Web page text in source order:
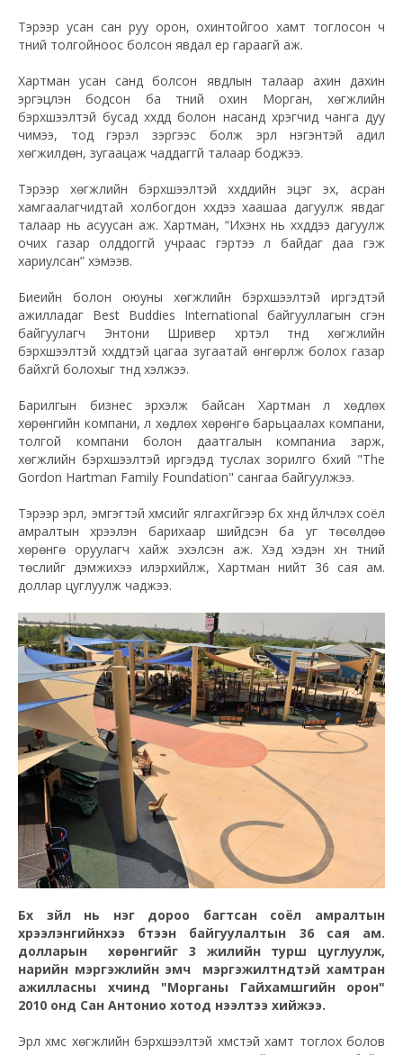
Тэрээр усан сан руу орон, охинтойгоо хамт тоглосон ч
түүний толгойноос болсон явдал ер гараагүй аж.
Хартман усан санд болсон явдлын талаар ахин дахин
эргэцүүлэн бодсон ба түүний охин Морган, хөгжлийн
бэрхшээлтэй бусад хүүхдүүд болон насанд хүрэгчид чанга дуу
чимээ, тод гэрэл зэргээс болж эрүүл нэгэнтэй адил
хөгжилдөн, зугаацаж чаддаггүй талаар боджээ.
Тэрээр хөгжлийн бэрхшээлтэй хүүхдүүдийн эцэг эх, асран
хамгаалагчидтай холбогдон хүүхдээ хаашаа дагуулж явдаг
талаар нь асуусан аж. Хартман, “Ихэнх нь хүүхдүүдээ дагуулж
очих газар олддоггүй учраас гэртээ л байдаг даа гэж
хариулсан” хэмээв.
Биеийн болон оюуны хөгжлийн бэрхшээлтэй иргэдтэй
ажилладаг Best Buddies International байгууллагын үүсгэн
байгуулагч Энтони Шривер хүртэл түүнд хөгжлийн
бэрхшээлтэй хүүхдүүдтэй цагаа зугаатай өнгөрүүлж болох газар
байхгүй болохыг түүнд хэлжээ.
Барилгын бизнес эрхэлж байсан Хартман үл хөдлөх
хөрөнгийн компани, үл хөдлөх хөрөнгө барьцаалах компани,
толгой компани болон даатгалын компаниа зарж,
хөгжлийн бэрхшээлтэй иргэдэд туслах зорилго бүхий "The
Gordon Hartman Family Foundation" сангаа байгуулжээ.
Тэрээр эрүүл, эмгэгтэй хүмүүсийг ялгахгүйгээр бүх хүнд үйлчлэх соёл
амралтын хүрээлэн барихаар шийдсэн ба уг төсөлдөө
хөрөнгө оруулагч хайж эхэлсэн аж. Хэд хэдэн хүн түүний
төслийг дэмжихээ илэрхийлж, Хартман нийт 36 сая ам.
доллар цуглуулж чаджээ.
Бүх зүйл нь нэг дороо багтсан соёл амралтын
хүрээлэнгийнхээ бүтээн байгуулалтын 36 сая ам.
долларын хөрөнгийг 3 жилийн турш цуглуулж,
нарийн мэргэжлийн эмч мэргэжилтнүүдтэй хамтран
ажилласны хүчинд "Морганы Гайхамшгийн орон"
2010 онд Сан Антонио хотод нээлтээ хийжээ.
Эрүүл хүмүүс хөгжлийн бэрхшээлтэй хүмүүстэй хамт тоглох болов